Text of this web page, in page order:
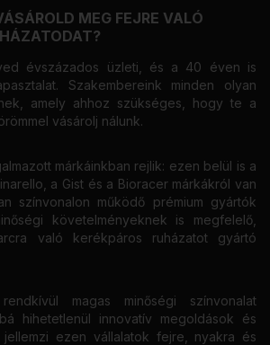
MEG FEJRE VALÓ
évszázados üzleti, és a 40 éven is
Szakembereink minden olyan
amely ahhoz szükséges, hogy te a
vásárolj nálunk.
márkáinkban rejlik: ezen belül is a
a Gist és a Bioracer márkákról van
színvonalon működő prémium gyártók
követelményeknek is megfelelő,
való kerékpáros ruházatot gyártó
magas minőségi színvonalat
hihetetlenül innovatív megoldások és
jellemzi ezen vállalatok fejre, nyakra és